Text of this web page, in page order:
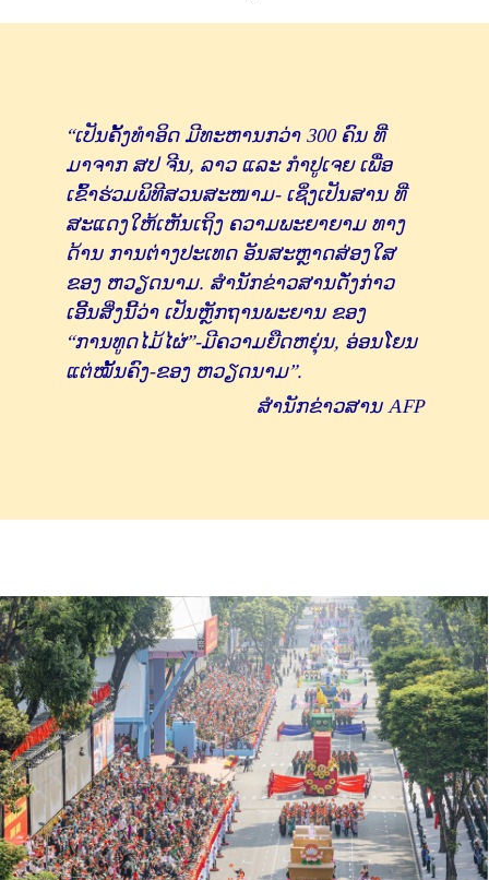
“ເປັນຄັ້ງທໍາອິດ ມີທະຫານກວ່າ 300 ຄົນ ທີ່
ມາຈາກ ສປ ຈີນ, ລາວ ແລະ ກໍາປູເຈຍ ເພື່ອ
ເຂົ້າຮ່ວມພິທີສວນສະໜາມ- ເຊິ່ງເປັນສານ ທີ່
ສະແດງໃຫ້ເຫັນເຖິງ ຄວາມພະຍາຍາມ ທາງ
ດ້ານ ການຕ່າງປະເທດ ອັນສະຫຼາດສ່ອງໃສ
ຂອງ ຫວຽດນາມ. ສໍານັກຂ່າວສານດັ່ງກ່າວ
ເອີ້ນສິ່ງນີ້ວ່າ ເປັນຫຼັກຖານພະຍານ ຂອງ
“ການທູດໄມ້ໄຜ່”-ມີຄວາມຍືດຫຍຸ່ນ, ອ່ອນໂຍນ
ແຕ່ໝັ້ນຄົງ-ຂອງ ຫວຽດນາມ”.
ສໍານັກຂ່າວສານ AFP